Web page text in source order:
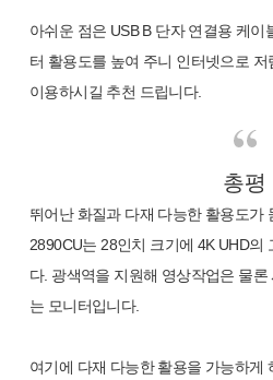
아쉬운 점은 USB B 단자 연결용 케
터 활용도를 높여 주니 인터넷으로
이용하시길 추천 드립니다.
총평
뛰어난 화질과 다재 다능한 활용도가
2890CU는 28인치 크기에 4K UHD의
다. 광색역을 지원해 영상작업은 물
는 모니터입니다.
여기에 다재 다능한 활용을 가능하게